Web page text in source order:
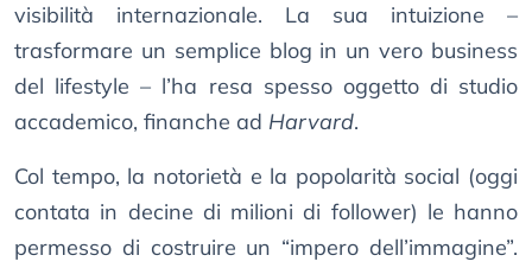
visibilità internazionale. La sua intuizione –
trasformare un semplice blog in un vero business
del lifestyle – l’ha resa spesso oggetto di studio
accademico, finanche ad Harvard.
Col tempo, la notorietà e la popolarità social (oggi
contata in decine di milioni di follower) le hanno
permesso di costruire un “impero dell’immagine”.